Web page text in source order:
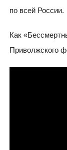
по всей России.
Как
Приволжского